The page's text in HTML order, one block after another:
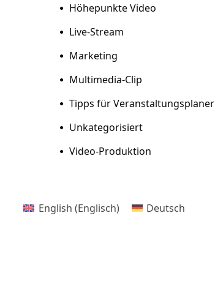
Höhepunkte Video
Live-Stream
Marketing
Multimedia-Clip
Tipps für Veranstaltungsplaner
Unkategorisiert
Video-Produktion
English (Englisch) Deutsch